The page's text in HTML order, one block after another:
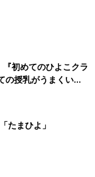
初めてのひよこクラ
の授乳がうまくい
のトラブル 解決テ
たまひよ」